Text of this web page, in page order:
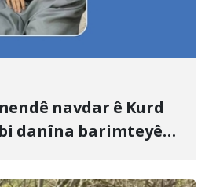
navdar ê Kurd
danîna barimteyê